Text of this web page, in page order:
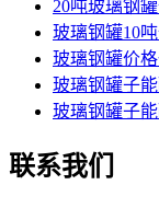
20吨玻璃钢
玻璃钢罐10
玻璃钢罐价
玻璃钢罐子
玻璃钢罐子
联系我们